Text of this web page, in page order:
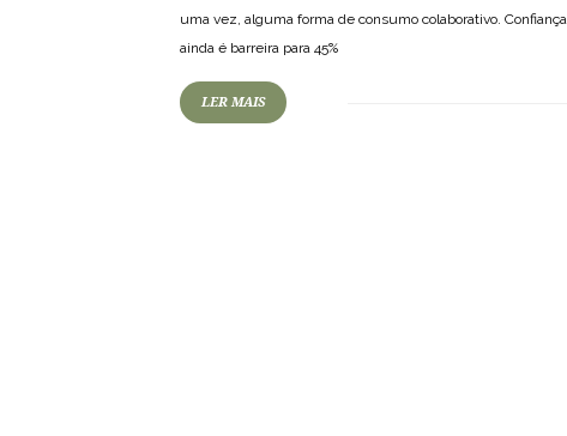
uma vez, alguma forma de consumo colaborativo. Confiança
ainda é barreira para 45%
LER MAIS